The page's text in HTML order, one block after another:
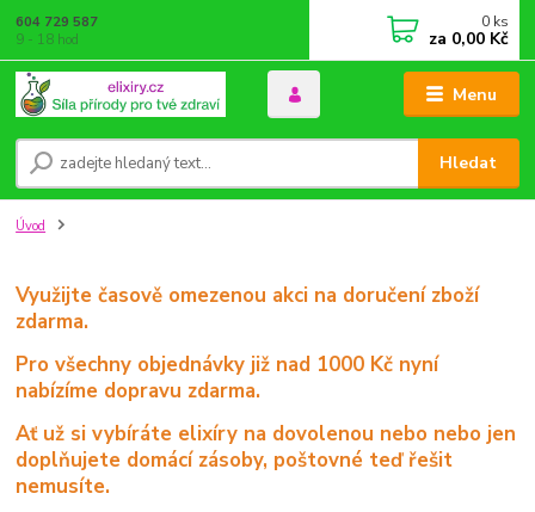
Menu
Hledat
604 729 587
9 - 18 hod
0 ks
za 0,00 Kč
Úvod
Využijte časově omezenou akci na doručení zboží
zdarma.
Pro všechny objednávky již nad 1000 Kč nyní
nabízíme dopravu zdarma.
Ať už si vybíráte elixíry na dovolenou nebo nebo jen
doplňujete domácí zásoby, poštovné teď řešit
nemusíte.